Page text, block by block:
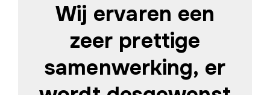
Wij ervaren een
zeer prettige
samenwerking, er